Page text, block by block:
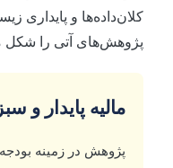
کلان‌داده‌ها و
پژوهش‌های آتی را شکل
مالیه پایدار و سبز
پژوهش در زمینه